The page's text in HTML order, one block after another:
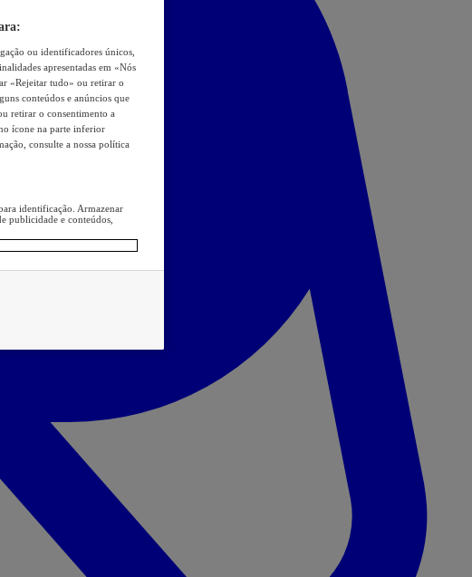
ou identificadores únicos,
apresentadas em «Nós
«Rejeitar tudo» ou retirar o
conteúdos e anúncios que
retirar o consentimento a
ícone na parte inferior
consulte a nossa política
identificação. Armazenar
publicidade e conteúdos,